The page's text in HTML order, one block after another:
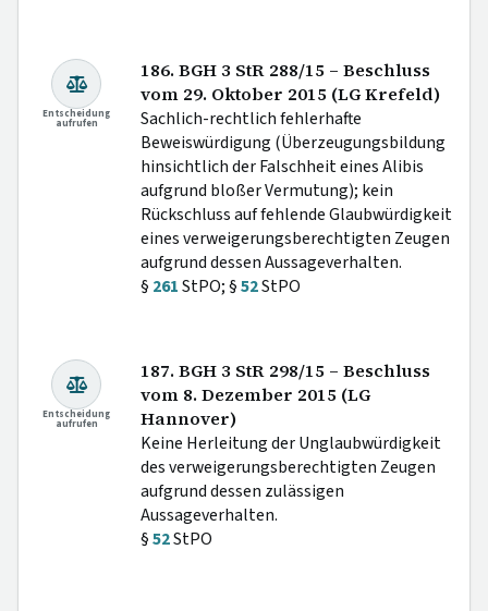
Entscheidung
aufrufen
186. BGH 3 StR 288/15 – Beschluss
vom 29. Oktober 2015 (LG Krefeld)
Sachlich-rechtlich fehlerhafte
Beweiswürdigung (Überzeugungsbildung
hinsichtlich der Falschheit eines Alibis
aufgrund bloßer Vermutung); kein
Rückschluss auf fehlende Glaubwürdigkeit
eines verweigerungsberechtigten Zeugen
aufgrund dessen Aussageverhalten.
§ 261StPO; §52StPO
Entscheidung
aufrufen
187. BGH 3 StR 298/15 – Beschluss
vom 8. Dezember 2015 (LG
Hannover)
Keine Herleitung der Unglaubwürdigkeit
des verweigerungsberechtigten Zeugen
aufgrund dessen zulässigen
Aussageverhalten.
§52StPO